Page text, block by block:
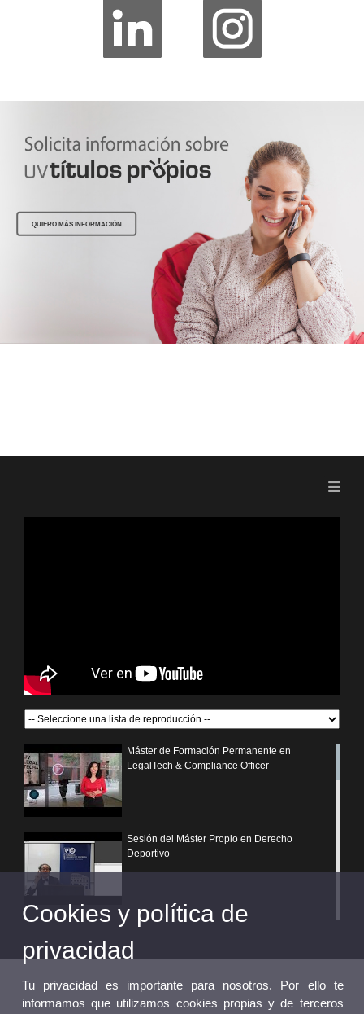
QUIERO MÁS INFORMACIÓN
Máster de Formación Permanente en
LegalTech & Compliance Officer
Sesión del Máster Propio en Derecho
Deportivo
¿Por qué elegir un postgrado propio de la
Universitat de València?
Cookies y política de
privacidad
Tu privacidad es importante para nosotros. Por ello te
informamos que utilizamos cookies propias y de terceros